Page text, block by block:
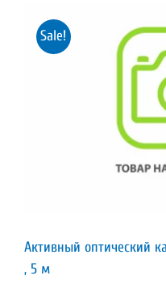
Sale!
Активный оптический
, 5 м